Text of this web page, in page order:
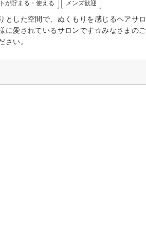
が貯まる・使える メンズ歓迎
とした空間で、ぬくもりを感じるヘアサ
に愛されているサロンです☆みなさまの
さい。